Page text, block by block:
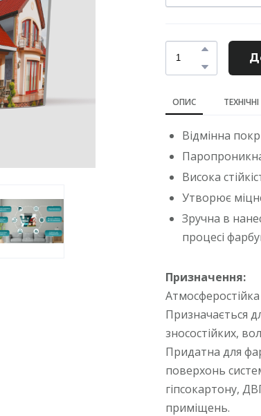
ОПИС
Відмінна
Висока
Утворює
Зручна в
процесі
Призначення:
Призначається
зносостійких,
Придатна для
поверхонь
гіпсокартону,
приміщень.